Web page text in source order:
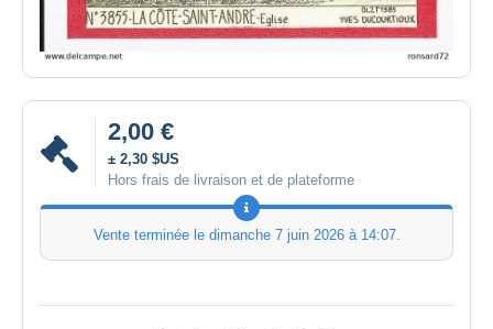
2,00 €
± 2,30 $US
Hors frais de livraison et de plateforme
Vente terminée le dimanche 7 juin 2026 à 14:07.